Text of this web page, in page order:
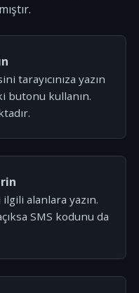
tarayıcınıza yazın
butonu kullanın.
ilgili alanlara yazın.
SMS kodunu da